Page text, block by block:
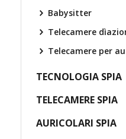
Babysitter
Telecamere
Telecamere per
TECNOLOGIA SPIA
TELECAMERE SPIA
AURICOLARI SPIA